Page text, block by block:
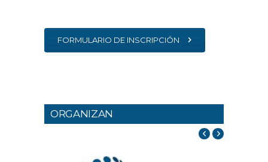
FORMULARIO DE INSCRIPCIÓN
ORGANIZAN